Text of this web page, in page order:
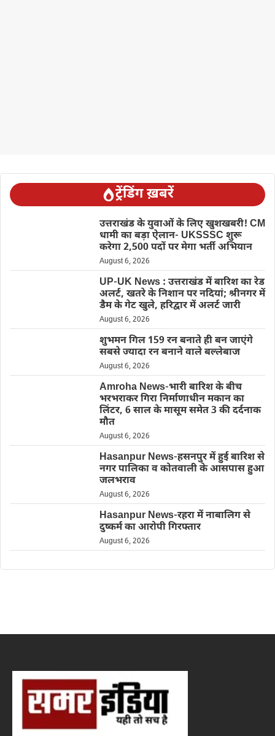
ट्रेंडिंग ख़बरें
उत्तराखंड के युवाओं के लिए खुशखबरी! CM
धामी का बड़ा ऐलान- UKSSSC शुरू
करेगा 2,500 पदों पर मेगा भर्ती अभियान
August 6, 2026
UP-UK News : उत्तराखंड में बारिश का रेड
अलर्ट, खतरे के निशान पर नदियां; श्रीनगर में
डैम के गेट खुले, हरिद्वार में अलर्ट जारी
August 6, 2026
शुभमन गिल 159 रन बनाते ही बन जाएंगे
सबसे ज्यादा रन बनाने वाले बल्लेबाज
August 6, 2026
Amroha News-भारी बारिश के बीच
भरभराकर गिरा निर्माणाधीन मकान का
लिंटर, 6 साल के मासूम समेत 3 की दर्दनाक
मौत
August 6, 2026
Hasanpur News-हसनपुर में हुई बारिश से
नगर पालिका व कोतवाली के आसपास हुआ
जलभराव
August 6, 2026
Hasanpur News-रहरा में नाबालिग से
दुष्कर्म का आरोपी गिरफ्तार
August 6, 2026